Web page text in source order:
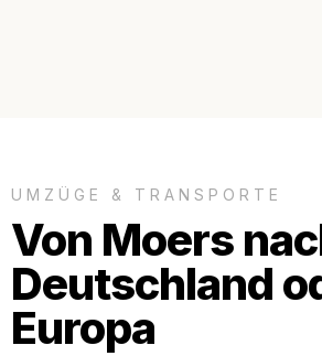
UMZÜGE & TRANSPORTE
Von Moers
Deutschland
Europa